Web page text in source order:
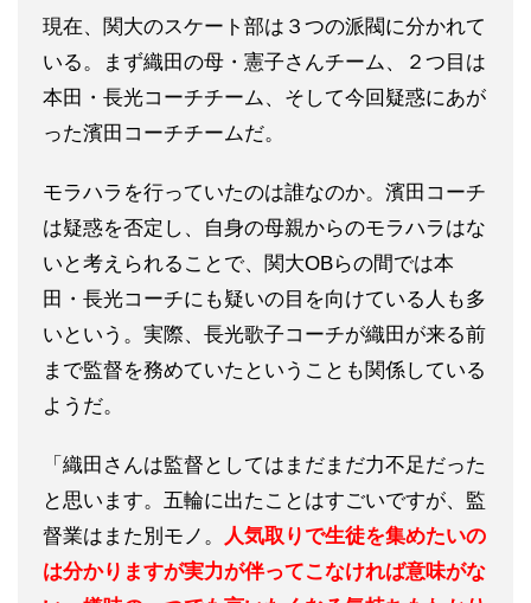
現在、関大のスケート部は３つの派閥に分かれて
いる。まず織田の母・憲子さんチーム、２つ目は
本田・長光コーチチーム、そして今回疑惑にあが
った濱田コーチチームだ。
モラハラを行っていたのは誰なのか。濱田コーチ
は疑惑を否定し、自身の母親からのモラハラはな
いと考えられることで、関大OBらの間では本
田・長光コーチにも疑いの目を向けている人も多
いという。実際、長光歌子コーチが織田が来る前
まで監督を務めていたということも関係している
ようだ。
「織田さんは監督としてはまだまだ力不足だった
と思います。五輪に出たことはすごいですが、監
督業はまた別モノ。
人気取りで生徒を集めたいの
は分かりますが実力が伴ってこなければ意味がな